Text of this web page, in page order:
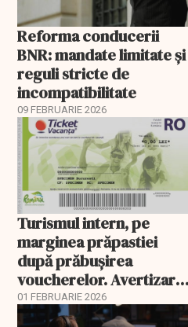
Reforma conducerii
BNR: mandate limitate și
reguli stricte de
incompatibilitate
09 FEBRUARIE 2026
Turismul intern, pe
marginea prăpastiei
după prăbușirea
voucherelor. Avertizare
ANAT
01 FEBRUARIE 2026